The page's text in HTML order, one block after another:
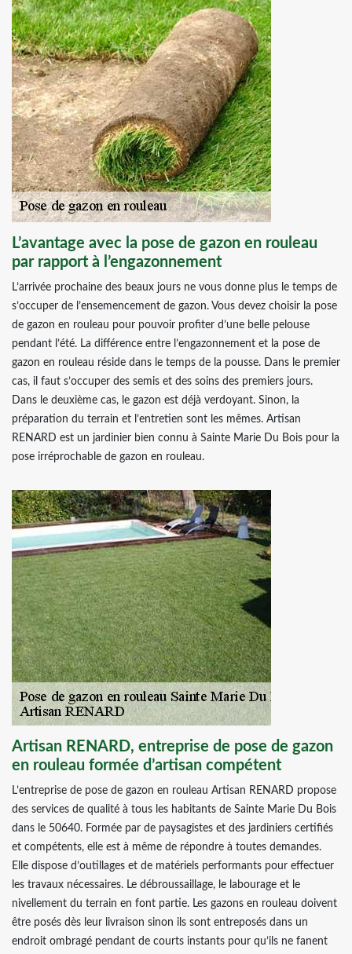
L’avantage avec la pose de gazon en rouleau
par rapport à l’engazonnement
L’arrivée prochaine des beaux jours ne vous donne plus le temps de
s’occuper de l’ensemencement de gazon. Vous devez choisir la pose
de gazon en rouleau pour pouvoir profiter d’une belle pelouse
pendant l’été. La différence entre l’engazonnement et la pose de
gazon en rouleau réside dans le temps de la pousse. Dans le premier
cas, il faut s’occuper des semis et des soins des premiers jours.
Dans le deuxième cas, le gazon est déjà verdoyant. Sinon, la
préparation du terrain et l’entretien sont les mêmes. Artisan
RENARD est un jardinier bien connu à Sainte Marie Du Bois pour la
pose irréprochable de gazon en rouleau.
Artisan RENARD, entreprise de pose de gazon
en rouleau formée d’artisan compétent
L’entreprise de pose de gazon en rouleau Artisan RENARD propose
des services de qualité à tous les habitants de Sainte Marie Du Bois
dans le 50640. Formée par de paysagistes et des jardiniers certifiés
et compétents, elle est à même de répondre à toutes demandes.
Elle dispose d’outillages et de matériels performants pour effectuer
les travaux nécessaires. Le débroussaillage, le labourage et le
nivellement du terrain en font partie. Les gazons en rouleau doivent
être posés dès leur livraison sinon ils sont entreposés dans un
endroit ombragé pendant de courts instants pour qu’ils ne fanent